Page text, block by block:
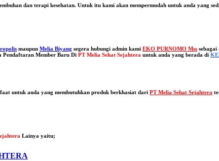
dan terapi kesehatan. Untuk itu kami akan mempermudah untuk anda yang
maupun Melia Biyang segera hubungi admin kami EKO PURNOMO Mss sebagai
Pendaftaran Member Baru Di PT Melia Sehat Sejahtera untuk anda yang berada di
untuk anda yang membutuhkan produk berkhasiat dari PT Melia Sehat Sejahtera
Lainya yaitu;